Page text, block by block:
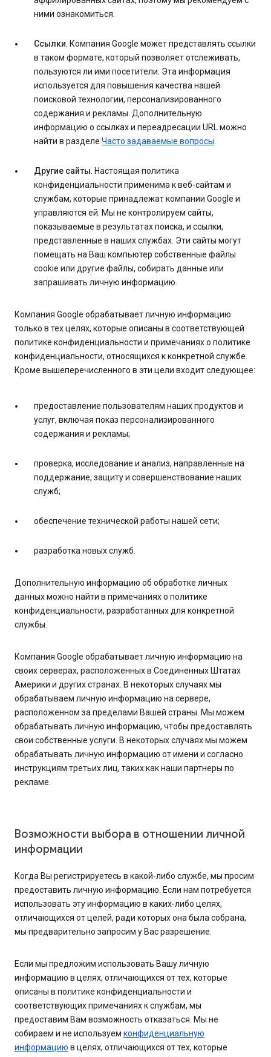
ними ознакомиться.
Ссылки . Компания Google может представлять ссылки
в таком формате, который позволяет отслеживать,
пользуются ли ими посетители. Эта информация
используется для повышения качества нашей
поисковой технологии, персонализированного
содержания и рекламы. Дополнительную
информацию о ссылках и переадресации URL можно
найти в разделе Часто задаваемые вопросы
Другие сайты . Настоящая политика
конфиденциальности применима к веб-сайтам и
службам, которые принадлежат компании Google и
управляются ей. Мы не контролируем сайты,
показываемые в результатах поиска, и ссылки,
представленные в наших службах. Эти сайты могут
помещать на Ваш компьютер собственные файлы
cookie или другие файлы, собирать данные или
запрашивать личную информацию.
Компания Google обрабатывает личную информацию
только в тех целях, которые описаны в соответствующей
политике конфиденциальности и примечаниях о политике
конфиденциальности, относящихся к конкретной службе.
Кроме вышеперечисленного в эти цели входит следующее:
предоставление пользователям наших продуктов и
услуг, включая показ персонализированного
содержания и рекламы;
проверка, исследование и анализ, направленные на
поддержание, защиту и совершенствование наших
служб;
обеспечение технической работы нашей сети;
разработка новых служб.
Дополнительную информацию об обработке личных
данных можно найти в примечаниях о политике
конфиденциальности, разработанных для конкретной
службы.
Компания Google обрабатывает личную информацию на
своих серверах, расположенных в Соединенных Штатах
Америки и других странах. В некоторых случаях мы
обрабатываем личную информацию на сервере,
расположенном за пределами Вашей страны. Мы можем
обрабатывать личную информацию, чтобы предоставлять
свои собственные услуги. В некоторых случаях мы можем
обрабатывать личную информацию от имени и согласно
инструкциям третьих лиц, таких как наши партнеры по
рекламе.
Возможности выбора в отношении личной
информации
Когда Вы регистрируетесь в какой-либо службе, мы просим
предоставить личную информацию. Если нам потребуется
использовать эту информацию в каких-либо целях,
отличающихся от целей, ради которых она была собрана,
мы предварительно запросим у Вас разрешение.
Если мы предложим использовать Вашу личную
информацию в целях, отличающихся от тех, которые
описаны в политике конфиденциальности и
соответствующих примечаниях к службам, мы
предоставим Вам возможность отказаться. Мы не
собираем и не используем конфиденциальную
информацию в целях, отличающихся от тех, которые